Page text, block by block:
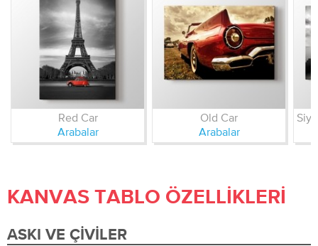
Red Car
Arabalar
Old Car
Arabalar
KANVAS TABLO ÖZELLIKLERI
ASKI VE ÇIVILER